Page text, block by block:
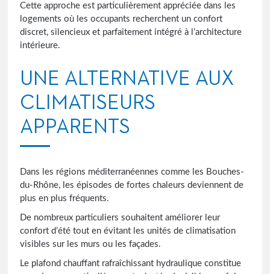
Cette approche est particulièrement appréciée dans les
logements où les occupants recherchent un confort
discret, silencieux et parfaitement intégré à l’architecture
intérieure.
UNE ALTERNATIVE AUX
CLIMATISEURS
APPARENTS
Dans les régions méditerranéennes comme les Bouches-
du-Rhône, les épisodes de fortes chaleurs deviennent de
plus en plus fréquents.
De nombreux particuliers souhaitent améliorer leur
confort d’été tout en évitant les unités de climatisation
visibles sur les murs ou les façades.
Le plafond chauffant rafraîchissant hydraulique constitue